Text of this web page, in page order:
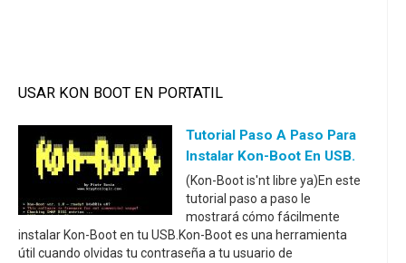
USAR KON BOOT EN PORTATIL
Tutorial Paso A Paso Para
Instalar Kon-Boot En USB.
(Kon-Boot is'nt libre ya)En este
tutorial paso a paso le
mostrará cómo fácilmente
instalar Kon-Boot en tu USB.Kon-Boot es una herramienta
útil cuando olvidas tu contraseña a tu usuario de